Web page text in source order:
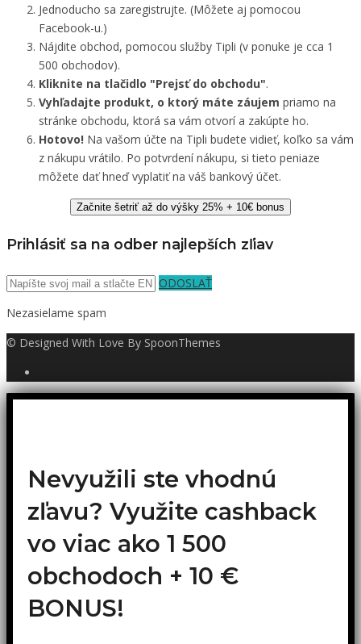
Jednoducho sa zaregistrujte. (Môžete aj pomocou
Facebook-u.)
Nájdite obchod, pomocou služby Tipli (v ponuke je cca 1
500 obchodov).
Kliknite na tlačidlo "Prejsť do obchodu".
Vyhľadajte produkt, o ktorý máte záujem priamo na
stránke obchodu, ktorá sa vám otvorí a zakúpte ho.
Hotovo! Na vašom účte na Tipli budete vidieť, koľko sa vám
z nákupu vrátilo. Po potvrdení nákupu, si tieto peniaze
môžete dať hneď vyplatiť na váš bankový účet.
Začnite šetriť až do výšky 25% + 10€ bonus
Prihlásiť sa na odber najlepších zľiav
ODOSLAŤ
Nezasielame spam
© Designed With Love By SpoonThemes
Nevyužili ste vhodnú
zľavu? Využite cashback
vo viac ako 1 500
obchodoch + 10 €
BONUS!